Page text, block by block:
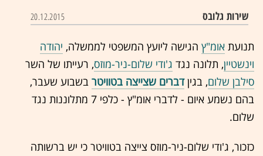
שירות גלובס 20.12.2015
תנועת אומ"ץ הגישה ליועץ המשפטי לממשלה, יהודה
וינשטיין, תלונה נגד ג'ודי שלום-ניר-מוזס, רעייתו של השר
סילבן שלום, בגיןדברים שצייצה בטוויטר בשבוע שעבר,
בהם נשמע איום - לדברי אומ"ץ - כלפי 7 מתלוננות נגד
שלום.
כזכור, ג'ודי שלום-ניר-מוזס צייצה בטוויטר כי יש ברשותה